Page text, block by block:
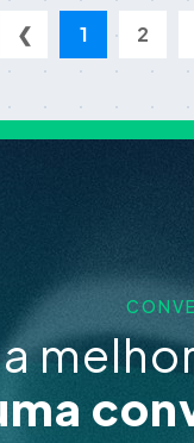
❮ 1 2